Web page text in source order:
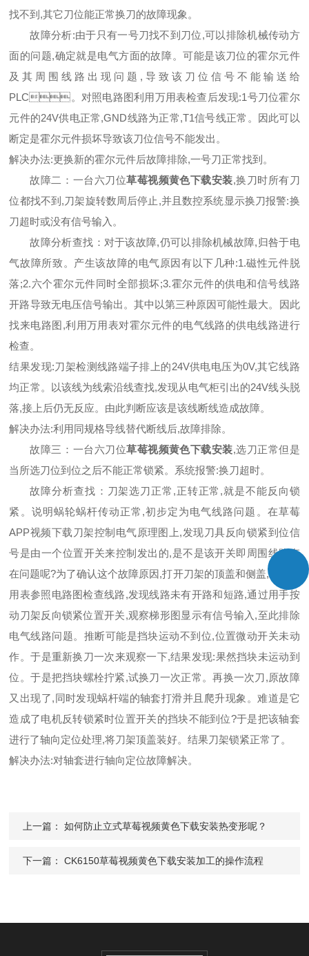
找不到,其它刀位能正常换刀的故障现象。
故障分析:由于只有一号刀找不到刀位,可以排除机械传动方
面的问题,确定就是电气方面的故障。可能是该刀位的霍尔元件
及其周围线路出现问题,导致该刀位信号不能输送给
PLC。对照电路图利用万用表检查后发现:1号刀位霍尔
元件的24V供电正常,GND线路为正常,T1信号线正常。因此可以
断定是霍尔元件损坏导致该刀位信号不能发出。
解决办法:更换新的霍尔元件后故障排除,一号刀正常找到。
故障二：一台六刀位草莓视频黄色下载安装,换刀时所有刀
位都找不到,刀架旋转数周后停止,并且数控系统显示换刀报警:换
刀超时或没有信号输入。
故障分析查找：对于该故障,仍可以排除机械故障,归咎于电
气故障所致。产生该故障的电气原因有以下几种:1.磁性元件脱
落;2.六个霍尔元件同时全部损坏;3.霍尔元件的供电和信号线路
开路导致无电压信号输出。其中以第三种原因可能性最大。因此
找来电路图,利用万用表对霍尔元件的电气线路的供电线路进行
检查。
结果发现:刀架检测线路端子排上的24V供电电压为0V,其它线路
均正常。以该线为线索沿线查找,发现从电气柜引出的24V线头脱
落,接上后仍无反应。由此判断应该是该线断线造成故障。
解决办法:利用同规格导线替代断线后,故障排除。
故障三：一台六刀位草莓视频黄色下载安装,选刀正常但是
当所选刀位到位之后不能正常锁紧。系统报警:换刀超时。
故障分析查找：刀架选刀正常,正转正常,就是不能反向锁
紧。说明蜗轮蜗杆传动正常,初步定为电气线路问题。在草莓
APP视频下载刀架控制电气原理图上,发现刀具反向锁紧到位信
号是由一个位置开关来控制发出的,是不是该开关即周围线路存
在问题呢?为了确认这个故障原因,打开刀架的顶盖和侧盖,利用万
用表参照电路图检查线路,发现线路未有开路和短路,通过用手按
动刀架反向锁紧位置开关,观察梯形图显示有信号输入,至此排除
电气线路问题。推断可能是挡块运动不到位,位置微动开关未动
作。于是重新换刀一次来观察一下,结果发现:果然挡块未运动到
位。于是把挡块螺栓拧紧,试换刀一次正常。再换一次刀,原故障
又出现了,同时发现蜗杆端的轴套打滑并且爬升现象。难道是它
造成了电机反转锁紧时位置开关的挡块不能到位?于是把该轴套
进行了轴向定位处理,将刀架顶盖装好。结果刀架锁紧正常了。
解决办法:对轴套进行轴向定位故障解决。
上一篇：如何防止立式草莓视频黄色下载安装热变形呢？
下一篇：CK6150草莓视频黄色下载安装加工的操作流程